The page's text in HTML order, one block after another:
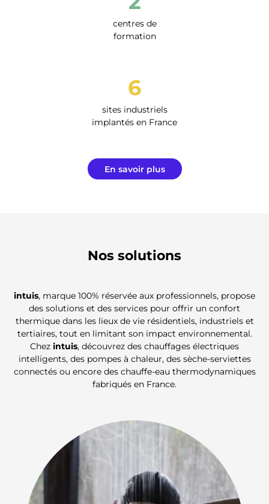
centres de
formation
6
sites industriels
implantés en France
En savoir plus
Nos solutions
intuis, marque 100% réservée aux professionnels, propose
des solutions et des services pour offrir un confort
thermique dans les lieux de vie résidentiels, industriels et
tertiaires, tout en limitant son impact environnemental.
Chez intuis, découvrez des chauffages électriques
intelligents, des pompes à chaleur, des sèche-serviettes
connectés ou encore des chauffe-eau thermodynamiques
fabriqués en France.